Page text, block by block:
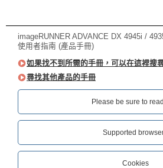
imageRUNNER ADVANCE DX 4945i /
使用者指南 (產品手冊)
如果找不到所需的手冊，可以在這裡搜
尋找其他產品的手冊
Please be sure to
Supported
Cookies